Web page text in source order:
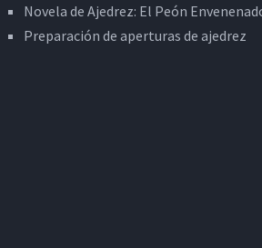
Novela de Ajedrez: El Peón
Preparación de aperturas de ajedrez